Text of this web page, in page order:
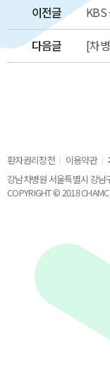
이전글
KBS
다음글
[차
환자권리장전 이용약관
강남차병원 서울특별시 강남
COPYRIGHT © 2018